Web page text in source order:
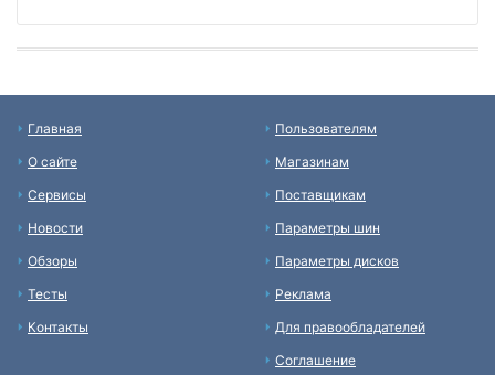
Главная
О сайте
Сервисы
Новости
Обзоры
Тесты
Контакты
Пользователям
Магазинам
Поставщикам
Параметры шин
Параметры дисков
Реклама
Для правообладателей
Соглашение